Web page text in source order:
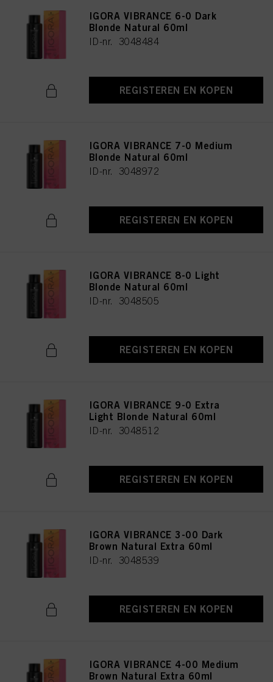
IGORA VIBRANCE 6-0 Dark
Blonde Natural 60ml
ID-nr. 3048484
REGISTEREN EN KOPEN
IGORA VIBRANCE 7-0 Medium
Blonde Natural 60ml
ID-nr. 3048972
REGISTEREN EN KOPEN
IGORA VIBRANCE 8-0 Light
Blonde Natural 60ml
ID-nr. 3048505
REGISTEREN EN KOPEN
IGORA VIBRANCE 9-0 Extra
Light Blonde Natural 60ml
ID-nr. 3048512
REGISTEREN EN KOPEN
IGORA VIBRANCE 3-00 Dark
Brown Natural Extra 60ml
ID-nr. 3048539
REGISTEREN EN KOPEN
IGORA VIBRANCE 4-00 Medium
Brown Natural Extra 60ml